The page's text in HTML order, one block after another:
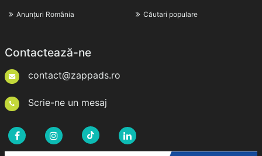
Anunțuri România Căutari populare
Contactează-ne
contact@zappads.ro
Scrie-ne un mesaj